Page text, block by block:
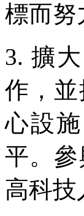
標而努
3. 擴
作，
心設
平。
高科技